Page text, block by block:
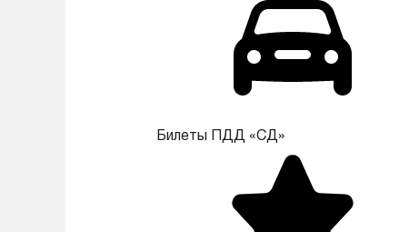
Билеты ПДД «СД»